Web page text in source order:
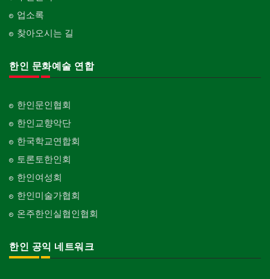
업소록
찾아오시는 길
한인 문화예술 연합
한인문인협회
한인교향악단
한국학교연합회
토론토한인회
한인여성회
한인미술가협회
온주한인실협인협회
한인 공익 네트워크